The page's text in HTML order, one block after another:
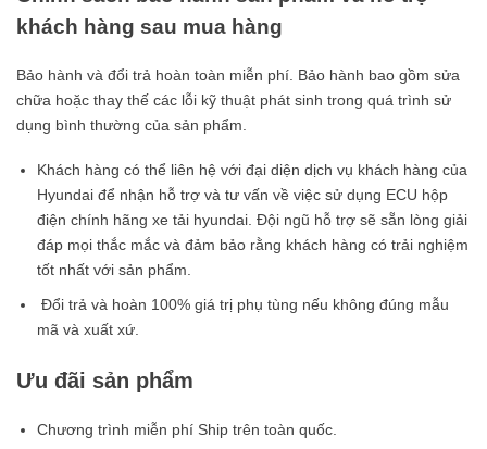
khách hàng sau mua hàng
Bảo hành và đổi trả hoàn toàn miễn phí. Bảo hành bao gồm sửa
chữa hoặc thay thế các lỗi kỹ thuật phát sinh trong quá trình sử
dụng bình thường của sản phẩm.
Khách hàng có thể liên hệ với đại diện dịch vụ khách hàng của
Hyundai để nhận hỗ trợ và tư vấn về việc sử dụng ECU hộp
điện chính hãng xe tải hyundai. Đội ngũ hỗ trợ sẽ sẵn lòng giải
đáp mọi thắc mắc và đảm bảo rằng khách hàng có trải nghiệm
tốt nhất với sản phẩm.
Đổi trả và hoàn 100% giá trị phụ tùng nếu không đúng mẫu
mã và xuất xứ.
Ưu đãi sản phẩm
Chương trình miễn phí Ship trên toàn quốc.